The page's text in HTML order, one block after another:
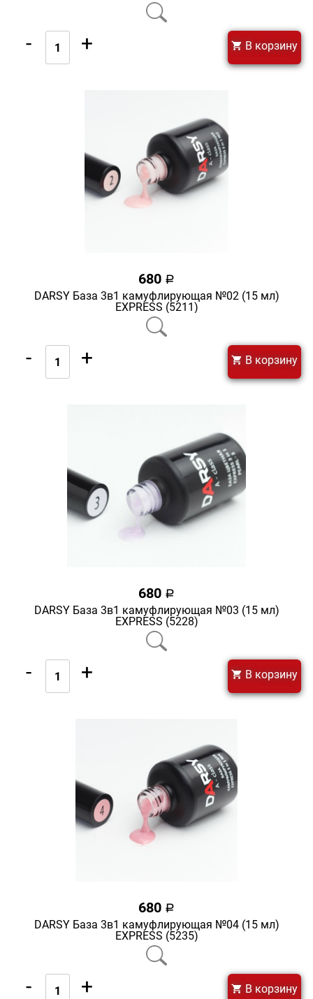
- + В корзину
680 a
DARSY База 3в1 камуфлирующая №02 (15 мл)
EXPRESS (5211)
- + В корзину
680 a
DARSY База 3в1 камуфлирующая №03 (15 мл)
EXPRESS (5228)
- + В корзину
680 a
DARSY База 3в1 камуфлирующая №04 (15 мл)
EXPRESS (5235)
- + В корзину